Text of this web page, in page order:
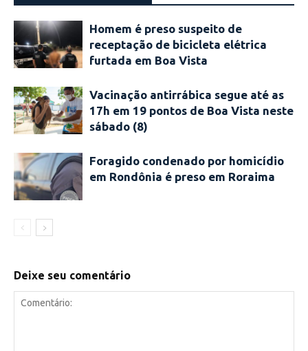
Homem é preso suspeito de
receptação de bicicleta elétrica
furtada em Boa Vista
Vacinação antirrábica segue até as
17h em 19 pontos de Boa Vista neste
sábado (8)
Foragido condenado por homicídio
em Rondônia é preso em Roraima
Deixe seu comentário